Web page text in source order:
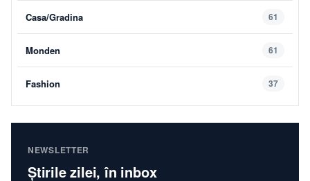
Casa/Gradina 61
Monden 61
Fashion 37
NEWSLETTER
Știrile zilei, în inbox